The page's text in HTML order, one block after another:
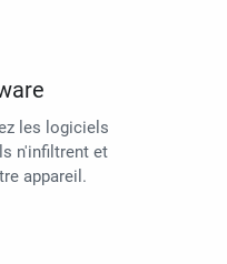
les logiciels
n'infiltrent et
appareil.